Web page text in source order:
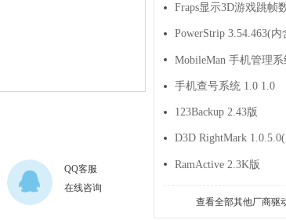
手机查号系统 1.0 1.0
123Backup 2.43版
D3D RightMark
RamActive 2.3K版
查看全部其他厂商驱
QQ客服
在线咨询